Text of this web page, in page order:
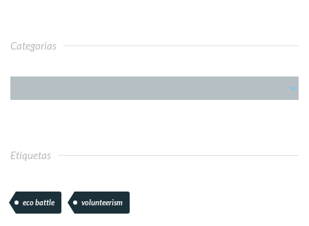
Categorias
Etiquetas
eco battle volunteerism